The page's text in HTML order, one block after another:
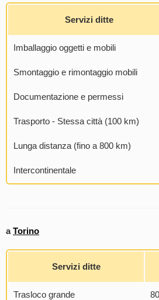
Servizi ditte
Imballaggio oggetti e mobili
Smontaggio e rimontaggio mobili
Documentazione e permessi
Trasporto - Stessa città (100 km)
Lunga distanza (fino a 800 km)
Intercontinentale
aTorino
Servizi ditte
Trasloco grande